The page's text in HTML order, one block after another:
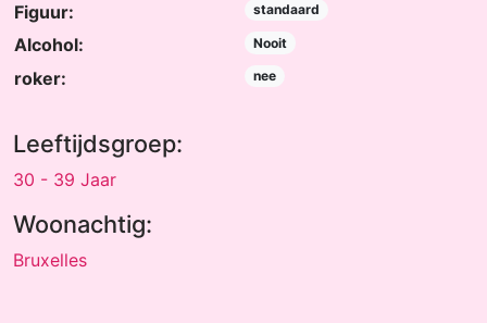
Figuur: standaard
Alcohol: Nooit
roker: nee
Leeftijdsgroep:
30 - 39 Jaar
Woonachtig:
Bruxelles